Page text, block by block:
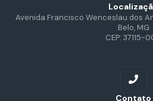
Avenida Francisco Wenceslau dos
Belo, MG
CEP: 37115-
Contato